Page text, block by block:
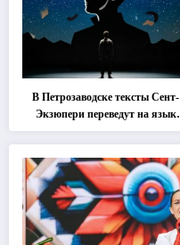
В Петрозаводске тексты Сент-
Экзюпери переведут на язык
современной хореографии